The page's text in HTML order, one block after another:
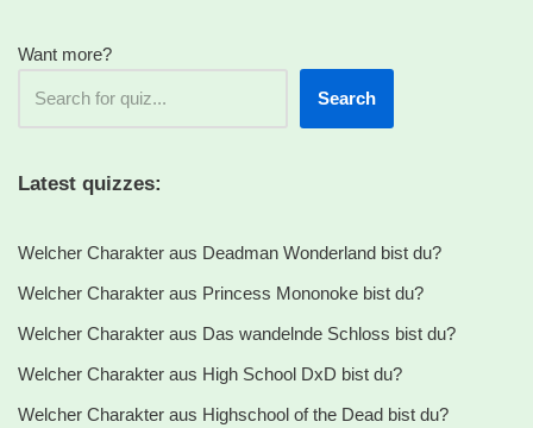
Want more?
Search
Latest quizzes:
Welcher Charakter aus Deadman Wonderland bist du?
Welcher Charakter aus Princess Mononoke bist du?
Welcher Charakter aus Das wandelnde Schloss bist du?
Welcher Charakter aus High School DxD bist du?
Welcher Charakter aus Highschool of the Dead bist du?